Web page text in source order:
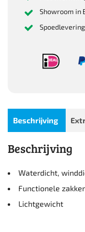
Showroom in
Beschrijving
Beschrijving
Waterdicht,
Functionele
Lichtgewicht